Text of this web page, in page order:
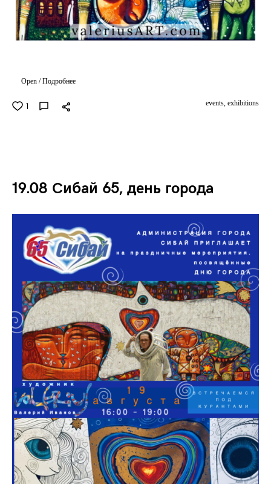
Open / Подробнее
1 events, exhibitions
19.08 Сибай 65, день города